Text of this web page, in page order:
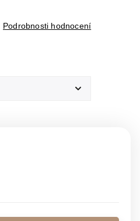
Podrobnosti hodnocení